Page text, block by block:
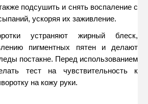
подсушить и снять воспаление с
ускоряя их заживление.
устраняют жирный блеск,
пигментных пятен и делают
постакне. Перед использованием
тест на чувствительность к
на кожу руки.